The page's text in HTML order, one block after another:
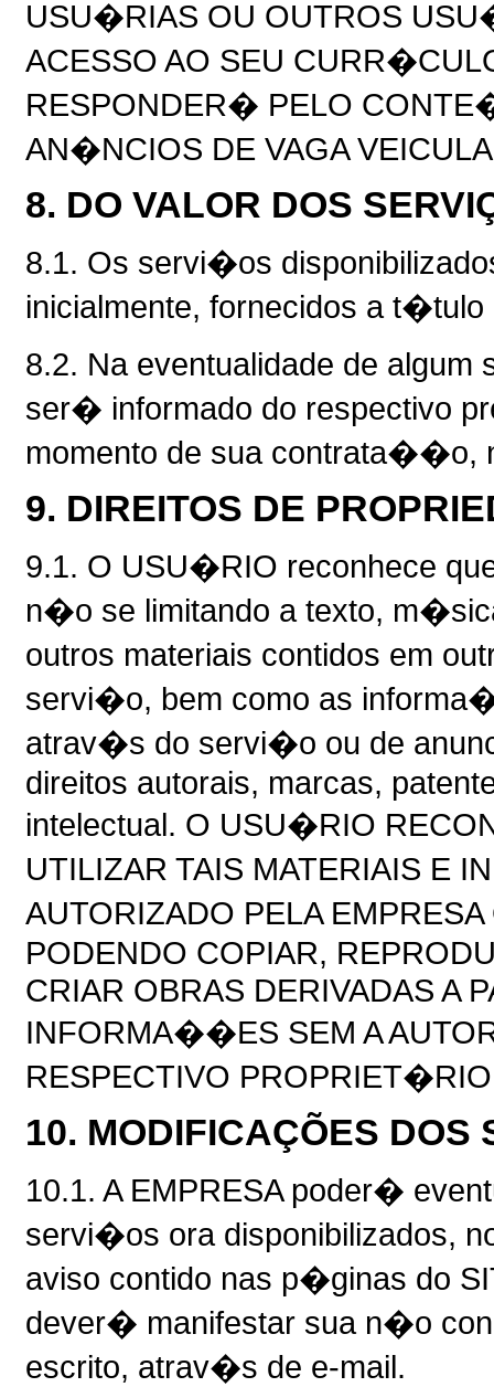
USU�RIAS OU OUTROS
ACESSO AO SEU
RESPONDER� PELO
AN�NCIOS DE VAGA
8. DO VALOR DOS
8.1. Os servi�os
inicialmente, fornecidos a t�tulo
8.2. Na eventualidade de
ser� informado do respectivo
momento de sua contrata��o,
9. DIREITOS DE
9.1. O USU�RIO reconhece
n�o se limitando a texto,
outros materiais contidos em
servi�o, bem como as
atrav�s do servi�o ou de
direitos autorais, marcas,
intelectual. O USU�RIO
UTILIZAR TAIS MATERIAIS E
AUTORIZADO PELA
PODENDO COPIAR,
CRIAR OBRAS DERIVADAS A
INFORMA��ES SEM A
RESPECTIVO
10. MODIFICAÇÕES DOS
10.1. A EMPRESA poder�
servi�os ora disponibilizados,
aviso contido nas p�ginas do
dever� manifestar sua n�o
escrito, atrav�s de e-mail.